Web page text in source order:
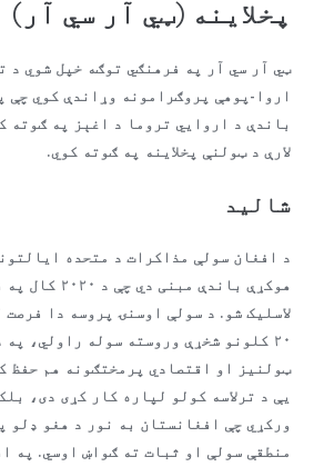
پخلاینه (ټي آر سي آر)
ټي آر سي آر په فرهنګي توګه خپل شوي د
اروا-پوهې پروګرامونه وړاندې کوي چې
باندې د اروايي تروما د اغېز په ګوته
لارې د ټولنې پخلاینه په ګوته کوي.
شالید
د افغان سولې مذاکرات د متحده
هوکړې باندې
لاسلیک شو. د سولې اوسنۍ پروسه دا
۲۰ کلونو شخړې وروسته سوله راولي،
ټولنیز او اقتصادي پرمختګونه هم حفظ
یې د ترلاسه کولو لپاره کار کړی دی،
ورکړي چې افغانستان به نور د هغو ډلو
منطقې سولې او ثبات ته ګواښ اوسي. په